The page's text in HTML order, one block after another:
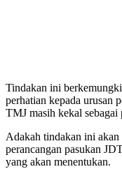
Tindakan ini
perhatian kepada urusan
TMJ masih kekal
Adakah tindakan ini akan
perancangan pasukan
yang akan menentukan.